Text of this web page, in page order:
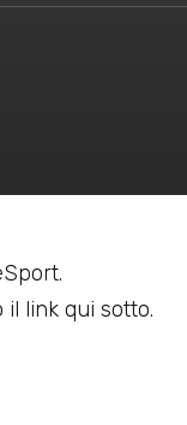
il link qui sotto.